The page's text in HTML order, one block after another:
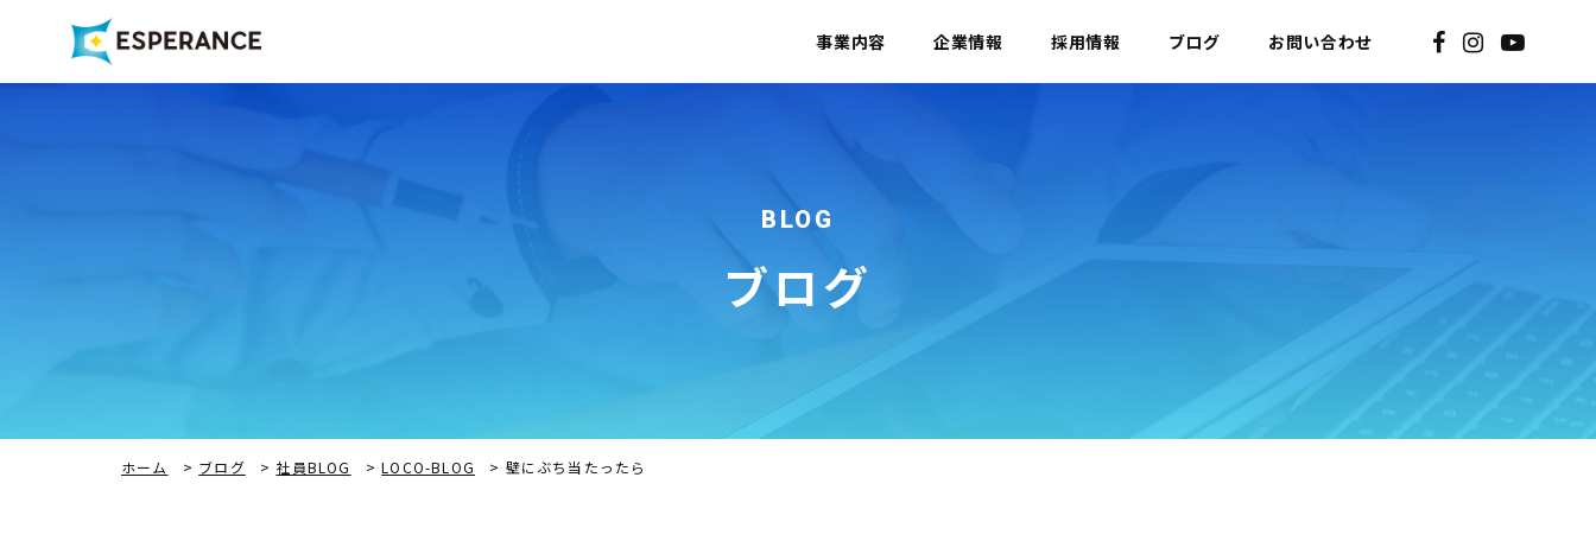
事業内容 企業情報 採用情報 ブログ お問い合わせ
BLOG
ブログ
ホーム > ブログ > 社員BLOG >LOCO-BLOG > 壁にぶち当たったら